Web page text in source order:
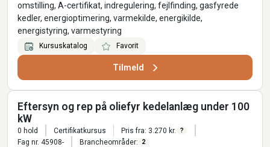
omstilling, A-certifikat, indregulering, fejlfinding, gasfyrede
kedler, energioptimering, varmekilde, energikilde,
energistyring, varmestyring
Kursuskatalog Favorit
Tilmeld
Eftersyn og rep på oliefyr kedelanlæg under 100
kW
0 hold Certifikatkursus Pris fra: 3.270 kr. ?
Fag nr. 45908- Brancheområder: 2